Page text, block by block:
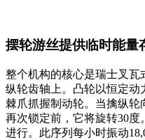
摆轮游丝提供临时能量
整个机构的核心是瑞士叉瓦
纵轮齿轴上。凸轮以恒定动
棘爪抓握制动轮。当擒纵轮
再次锁定前，它将旋转30
进行。此序列每小时振动